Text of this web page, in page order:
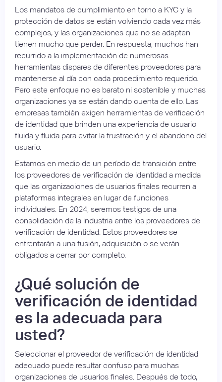
Los mandatos de cumplimiento en torno a KYC y la
protección de datos se están volviendo cada vez más
complejos, y las organizaciones que no se adapten
tienen mucho que perder. En respuesta, muchos han
recurrido a la implementación de numerosas
herramientas dispares de diferentes proveedores para
mantenerse al día con cada procedimiento requerido.
Pero este enfoque no es barato ni sostenible y muchas
organizaciones ya se están dando cuenta de ello. Las
empresas también exigen herramientas de verificación
de identidad que brinden una experiencia de usuario
fluida y fluida para evitar la frustración y el abandono del
usuario.
Estamos en medio de un período de transición entre
los proveedores de verificación de identidad a medida
que las organizaciones de usuarios finales recurren a
plataformas integrales en lugar de funciones
individuales. En 2024, seremos testigos de una
consolidación de la industria entre los proveedores de
verificación de identidad. Estos proveedores se
enfrentarán a una fusión, adquisición o se verán
obligados a cerrar por completo.
¿Qué solución de
verificación de identidad
es la adecuada para
usted?
Seleccionar el proveedor de verificación de identidad
adecuado puede resultar confuso para muchas
organizaciones de usuarios finales. Después de todo,